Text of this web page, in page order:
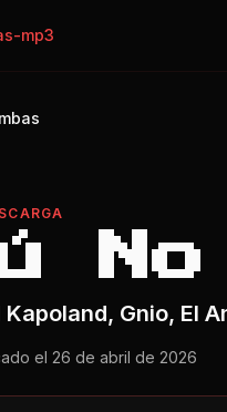
mp3
Kapoland, Gnio, El
el 26 de abril de 2026